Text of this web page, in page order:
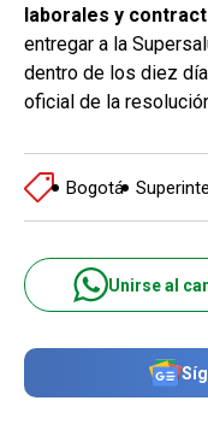
laborales y
entregar a la
dentro de los diez
oficial de la
Bogotá
Unirse al